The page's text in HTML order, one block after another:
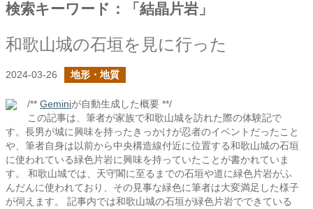
検索キーワード：「結晶片岩」
和歌山城の石垣を見に行った
2024-03-26 地形・地質
/** Geminiが自動生成した概要 **/
この記事は、筆者が家族で和歌山城を訪れた際の体験記で
す。長男が城に興味を持ったきっかけが忍者のイベントだったこと
や、筆者自身は以前から中央構造線付近に位置する和歌山城の石垣
に使われている緑色片岩に興味を持っていたことが書かれていま
す。 和歌山城では、天守閣に至るまでの石垣や道に緑色片岩がふ
んだんに使われており、その見事な緑色に筆者は大変満足した様子
が伺えます。 記事内では和歌山城の石垣が緑色片岩でできている